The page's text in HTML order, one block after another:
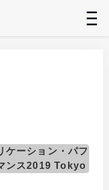
ケーション・パフ
ンス2019 Tokyo